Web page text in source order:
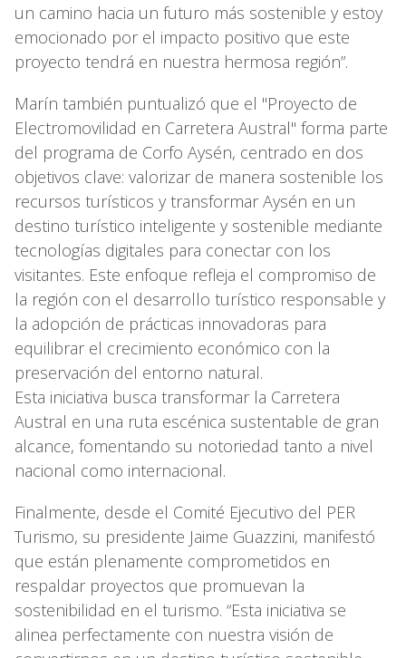
un camino hacia un futuro más sostenible y estoy
emocionado por el impacto positivo que este
proyecto tendrá en nuestra hermosa región”.
Marín también puntualizó que el "Proyecto de
Electromovilidad en Carretera Austral" forma parte
del programa de Corfo Aysén, centrado en dos
objetivos clave: valorizar de manera sostenible los
recursos turísticos y transformar Aysén en un
destino turístico inteligente y sostenible mediante
tecnologías digitales para conectar con los
visitantes. Este enfoque refleja el compromiso de
la región con el desarrollo turístico responsable y
la adopción de prácticas innovadoras para
equilibrar el crecimiento económico con la
preservación del entorno natural.
Esta iniciativa busca transformar la Carretera
Austral en una ruta escénica sustentable de gran
alcance, fomentando su notoriedad tanto a nivel
nacional como internacional.
Finalmente, desde el Comité Ejecutivo del PER
Turismo, su presidente Jaime Guazzini, manifestó
que están plenamente comprometidos en
respaldar proyectos que promuevan la
sostenibilidad en el turismo. “Esta iniciativa se
alinea perfectamente con nuestra visión de